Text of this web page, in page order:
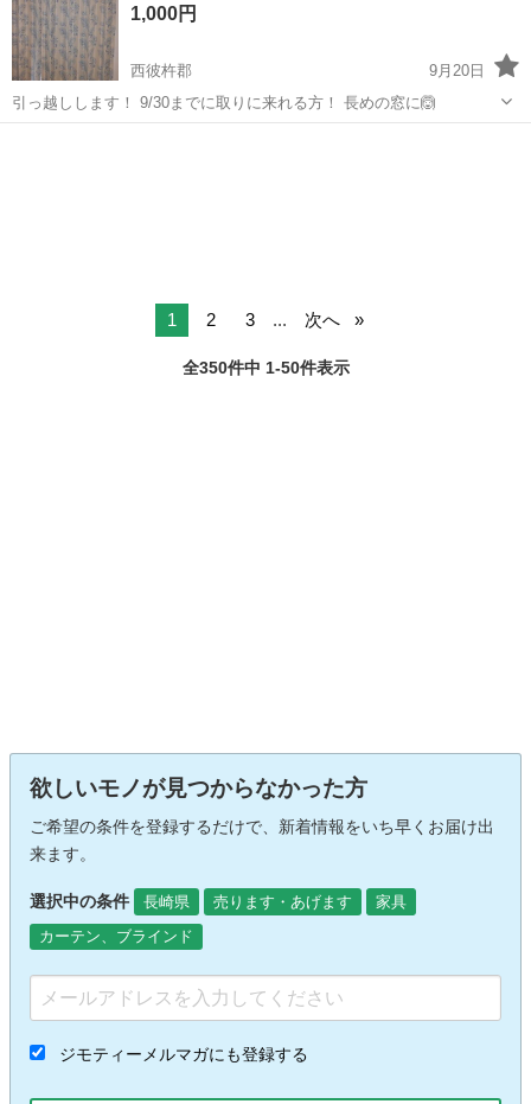
仕事 ◇半導体製造装置の組立...
1,000円
西彼杵郡
9月20日
引っ越しします！ 9/30までに取りに来れる方！ 長めの窓に🙆
1 2 3 ... 次へ
全350件中 1-50件表示
欲しいモノが見つからなかった方
ご希望の条件を登録するだけで、新着情報をいち早くお届け出
来ます。
選択中の条件 長崎県 売ります・あげます
家具
カーテン、ブラインド
ジモティーメルマガにも登録する